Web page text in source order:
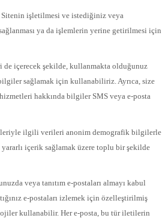
işletilmesi ve istediğiniz veya
ya da işlemlerin yerine getirilmesi için
içerecek şekilde, kullanmakta olduğunuz
sağlamak için kullanabiliriz. Ayrıca, size
hakkında bilgiler SMS veya e-posta
ilgili verileri anonim demografik bilgilerle
içerik sağlamak üzere toplu bir şekilde
veya tanıtım e-postaları almayı kabul
e-postaları izlemek için özelleştirilmiş
kullanabilir. Her e-posta, bu tür iletilerin